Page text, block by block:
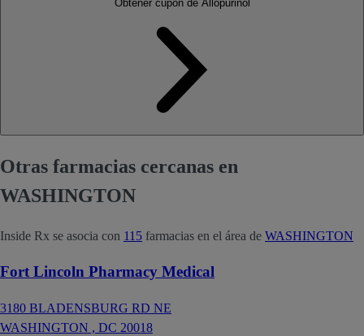
Otras farmacias cercanas en
WASHINGTON
Inside Rx se asocia con 115 farmacias en el área de WASHINGTON
Fort Lincoln Pharmacy Medical
3180 BLADENSBURG RD NE
WASHINGTON , DC 20018